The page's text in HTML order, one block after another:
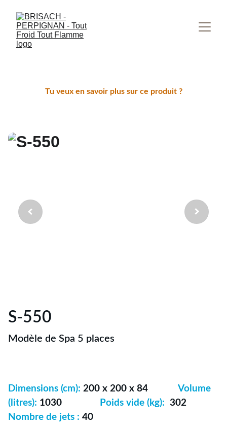
Tu veux en savoir plus sur ce produit ?
S-550
Modèle de Spa 5 places
Dimensions (cm): 200 x 200 x 84 Volume
(litres): 1030 Poids vide (kg): 302
Nombre de jets : 40